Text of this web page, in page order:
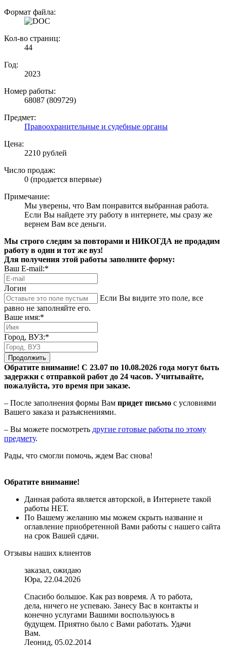
Формат файла:
Кол-во страниц:
44
Год:
2023
Номер работы:
68087 (809729)
Предмет:
Правоохранительные и судебные органы
Цена:
2210 рублей
Число продаж:
0 (продается впервые)
Примечание:
Мы уверены, что Вам понравится выбранная работа.
Если Вы найдете эту работу в интернете, мы сразу же
вернем Вам все деньги.
Мы строго следим за повторами и НИКОГДА не продадим
работу в один и тот же вуз!
Для получения этой работы заполните форму:
Ваш E-mail:*
Логин
Если Вы видите это поле, все
равно не заполняйте его.
Ваше имя:*
Город, ВУЗ:*
Продолжить
Обратите внимание! С 23.07 по 10.08.2026 года могут быть
задержки с отправкой работ до 24 часов. Учитывайте,
пожалуйста, это время при заказе.
– После заполнения формы Вам придет письмо с условиями
Вашего заказа и разъяснениями.
– Вы можете посмотреть другие готовые работы по этому
предмету.
Рады, что смогли помочь, ждем Вас снова!
Обратите внимание!
Данная работа является авторской, в Интернете такой
работы НЕТ.
По Вашему желанию мы можем скрыть название и
оглавление приобретенной Вами работы с нашего сайта
на срок Вашей сдачи.
Отзывы наших клиентов
заказал, ожидаю
Юра, 22.04.2026
Спасибо большое. Как раз вовремя. А то работа,
дела, ничего не успеваю. Занесу Вас в контакты и
конечно услугами Вашими воспользуюсь в
будущем. Приятно было с Вами работать. Удачи
Вам.
Леонид, 05.02.2014